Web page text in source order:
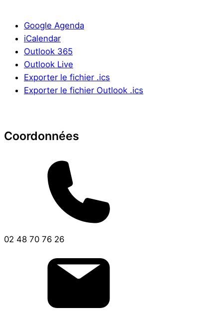
Google Agenda
iCalendar
Outlook 365
Outlook Live
Exporter le fichier .ics
Exporter le fichier Outlook .ics
Coordonnées
02 48 70 76 26